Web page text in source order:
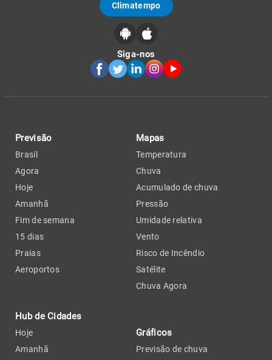
Climatempo
Siga-nos
Previsão
Brasil
Agora
Hoje
Amanhã
Fim de semana
15 dias
Praias
Aeroportos
Hub de Cidades
Hoje
Amanhã
Mapas
Temperatura
Chuva
Acumulado de chuva
Pressão
Umidade relativa
Vento
Risco de Incêndio
Satélite
Chuva Agora
Gráficos
Previsão de chuva